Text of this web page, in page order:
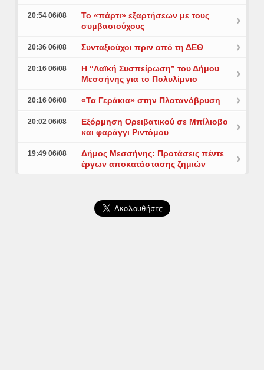
20:54 06/08
Το «πάρτι» εξαρτήσεων με τους
συμβασιούχους
20:36 06/08 Συνταξιούχοι πριν από τη ΔΕΘ
20:16 06/08
Η “Λαϊκή Συσπείρωση” του Δήμου
Μεσσήνης για το Πολυλίμνιο
20:16 06/08 «Τα Γεράκια» στην Πλατανόβρυση
20:02 06/08
Εξόρμηση Ορειβατικού σε Μπίλιοβο
και φαράγγι Ριντόμου
19:49 06/08
Δήμος Μεσσήνης: Προτάσεις πέντε
έργων αποκατάστασης ζημιών